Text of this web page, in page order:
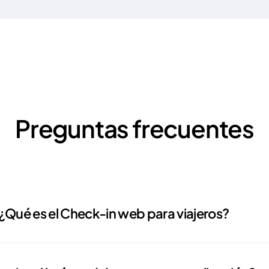
Preguntas frecuentes
es el Check-in web para viajeros?